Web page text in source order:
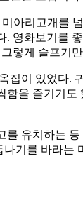
아리고개
영화보기를
렇게 슬프기
이 있었다
을 즐기기
유치하는
기를 바라는